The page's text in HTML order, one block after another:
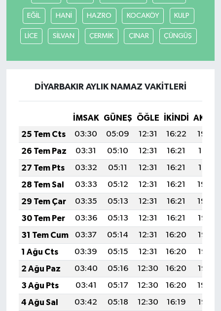
EĞİL HANİ HAZRO KOCAKÖY KULP
LİCE SİLVAN ÇERMİK ÇINAR ÇÜNGÜŞ
DİYARBAKIR AYLIK NAMAZ VAKITLERI
İMSAK GÜNEŞ ÖĞLE İKINDI
25 Tem Cts
03:30 05:09 12:31 16:22
19:42
26 Tem Paz
03:31 05:10 12:31 16:21
19:41
27 Tem Pts
03:32 05:11 12:31 16:21
19:41
28 Tem Sal
03:33 05:12 12:31 16:21
19:40
29 Tem Çar
03:35 05:13 12:31 16:21
19:39
30 Tem Per
03:36 05:13 12:31 16:21
19:38
31 Tem Cum
03:37 05:14 12:31 16:20
19:37
1 Ağu Cts
03:39 05:15 12:31 16:20
19:36
2 Ağu Paz
03:40 05:16 12:30 16:20
19:35
3 Ağu Pts
03:41 05:17 12:30 16:20
19:34
4 Ağu Sal
03:42 05:18 12:30 16:19 19:33